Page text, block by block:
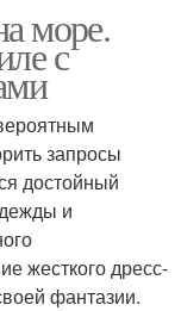
море.
с
запросы
достойный
и
жесткого дресс-
фантазии.